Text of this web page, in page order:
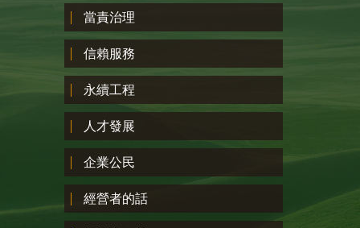
當責治理
信賴服務
永續工程
人才發展
企業公民
經營者的話